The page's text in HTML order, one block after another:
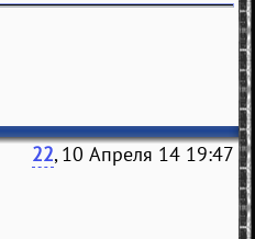
22, 10 Апреля 14 19:47